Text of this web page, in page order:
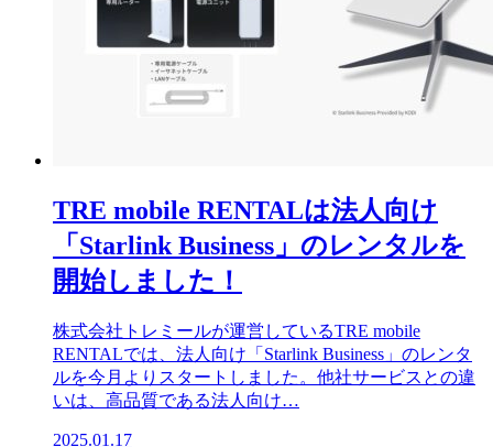
TRE mobile RENTALは法人向け
「Starlink Business」のレンタルを
開始しました！
株式会社トレミールが運営しているTRE mobile
RENTALでは、法人向け「Starlink Business」のレンタ
ルを今月よりスタートしました。他社サービスとの違
いは、高品質である法人向け…
2025.01.17